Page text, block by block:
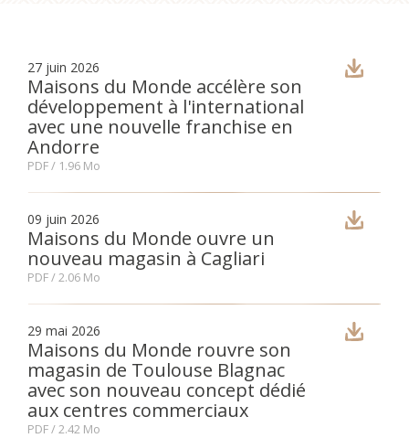
27 juin 2026
Maisons du Monde accélère son
développement à l'international
avec une nouvelle franchise en
Andorre
PDF/ 1.96 Mo
09 juin 2026
Maisons du Monde ouvre un
nouveau magasin à Cagliari
PDF/ 2.06 Mo
29 mai 2026
Maisons du Monde rouvre son
magasin de Toulouse Blagnac
avec son nouveau concept dédié
aux centres commerciaux
PDF/ 2.42 Mo